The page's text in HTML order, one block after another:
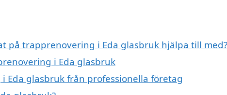
på trapprenovering i Eda glasbruk hjälpa till med?
i Eda glasbruk
glasbruk från professionella företag